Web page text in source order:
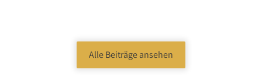
Alle Beiträge ansehen